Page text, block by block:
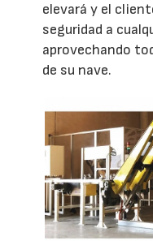
elevará y el
seguridad a
aprovechando
de su nave.